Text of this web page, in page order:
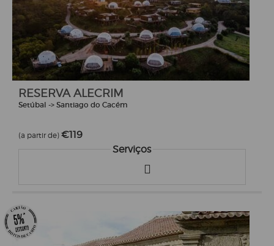
RESERVA ALECRIM
Setúbal -> Santiago do Cacém
(a partir de) €119
Serviços